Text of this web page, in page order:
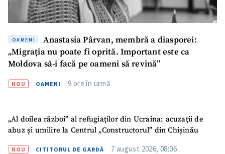
OAMENI
Anastasia Pârvan, membră a diasporei:
„Migrația nu poate fi oprită. Important este ca
Moldova să-i facă pe oameni să revină”
NOU OAMENI 9 ore în urmă
„Al doilea război” al refugiaților din Ucraina: acuzații de
abuz și umilire la Centrul „Constructorul” din Chișinău
NOU CITITORUL DE GARDĂ 7 august 2026, 08:06
CONTACT SURSĂ
Sursă anonimă
Nume+ Numele meu
Am citit și sunt de
acord cu politica de
confidențialitate